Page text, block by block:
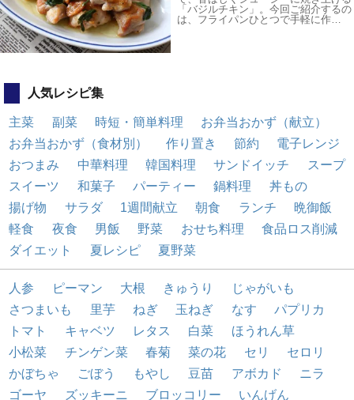
「バジルチキン」。今回ご紹介するの
は、フライパンひとつで手軽に作…
人気レシピ集
主菜 副菜 時短・簡単料理
お弁当おかず（献立）
お弁当おかず（食材別）
作り置き 節約
電子レンジ
おつまみ
中華料理 韓国料理 サンドイッチ
スープ
スイーツ
和菓子 パーティー 鍋料理
丼もの
揚げ物
サラダ 1週間献立 朝食 ランチ
晩御飯
軽食
夜食 男飯 野菜 おせち料理
食品ロス削減
ダイエット
夏レシピ 夏野菜
人参 ピーマン 大根 きゅうり
じゃがいも
さつまいも
里芋 ねぎ 玉ねぎ なす
パプリカ
トマト
キャベツ レタス 白菜
ほうれん草
小松菜
チンゲン菜 春菊 菜の花 セリ
セロリ
かぼちゃ
ごぼう もやし 豆苗 アボカド
ニラ
ゴーヤ
ズッキーニ ブロッコリー いんげん